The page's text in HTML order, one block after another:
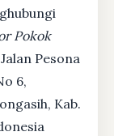
Pokok
Pesona
6,
Kab.